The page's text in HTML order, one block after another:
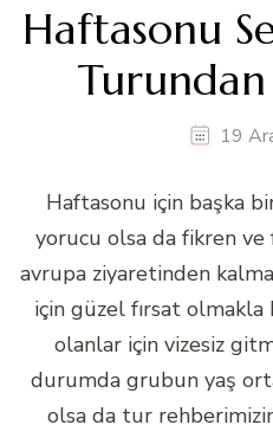
Haftasonu
19
Haftasonu için başka
yorucu olsa da fikren
avrupa ziyaretinden
için güzel fırsat
olanlar için vizesiz
durumda grubun yaş
olsa da tur